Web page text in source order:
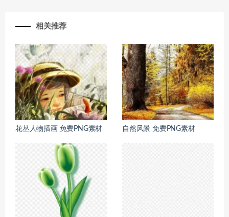
相关推荐
花丛人物插画 免费PNG素材 自然风景 免费PNG素材